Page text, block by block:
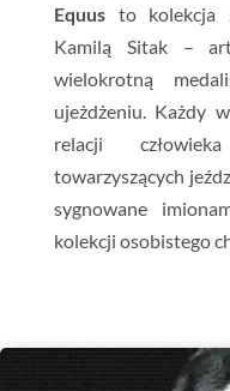
Equusto kolekcja
Kamilą Sitak –
wielokrotną
ujeżdżeniu. Każdy
relacji
towarzyszących
sygnowane
kolekcji osobistego